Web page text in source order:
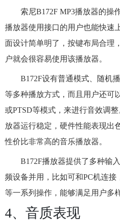
索尼B172F MP3播放器的操
播放器使用接口的用户也能快速
面设计简单明了，按键布局合理
户就会很容易使用该播放器。
B172F设有普通模式、随机
等多种播放方式，而且用户还可
或PTSD等模式，来进行音效调
放器运行稳定，硬件性能表现出
性价比非常高的音乐播放器。
B172F播放器提供了多种输
频设备并用，比如可和PC机连
等一系列操作，能够满足用户多
4、音质表现